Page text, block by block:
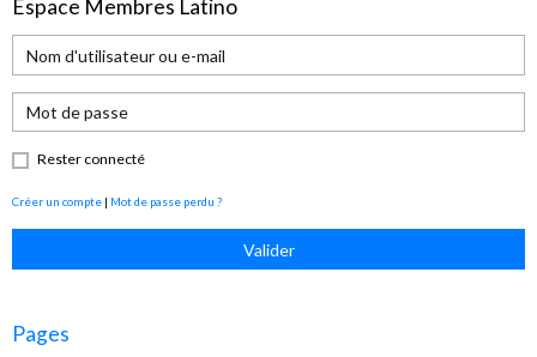
Espace Membres Latino
Rester connecté
Créer un compte | Mot de passe perdu ?
Valider
Pages